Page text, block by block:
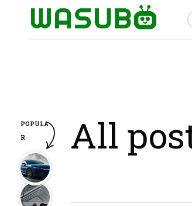
All
POPULA
R